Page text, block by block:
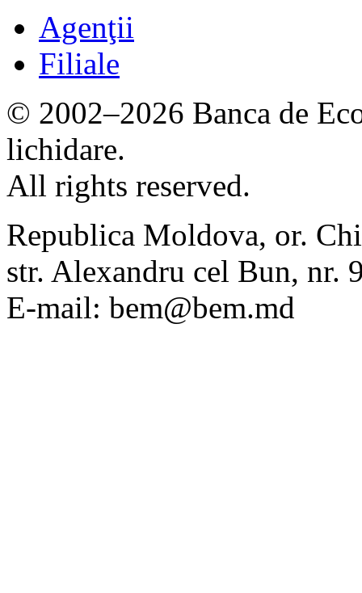
Agenţii
Filiale
© 2002–2026 Banca de
lichidare.
All rights reserved.
Republica Moldova, or.
str. Alexandru cel Bun, nr.
E-mail: bem@bem.md